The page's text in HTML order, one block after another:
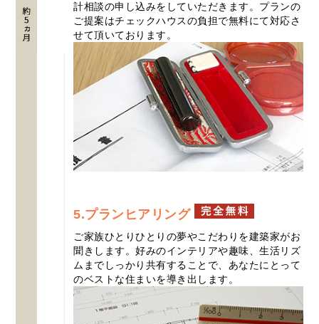
計相談の申し込みをしていただきます。プランの
ご提案はチェックハウスの負担で無料にて対応さ
せて頂いております。
5.プランヒアリング
ご家族ひとりひとりの夢やこだわりを建築家がお
聞きします。好みのインテリアや趣味、生活リズ
ムまでしっかり共有することで、あなたにとって
のベストな住まいを導き出します。